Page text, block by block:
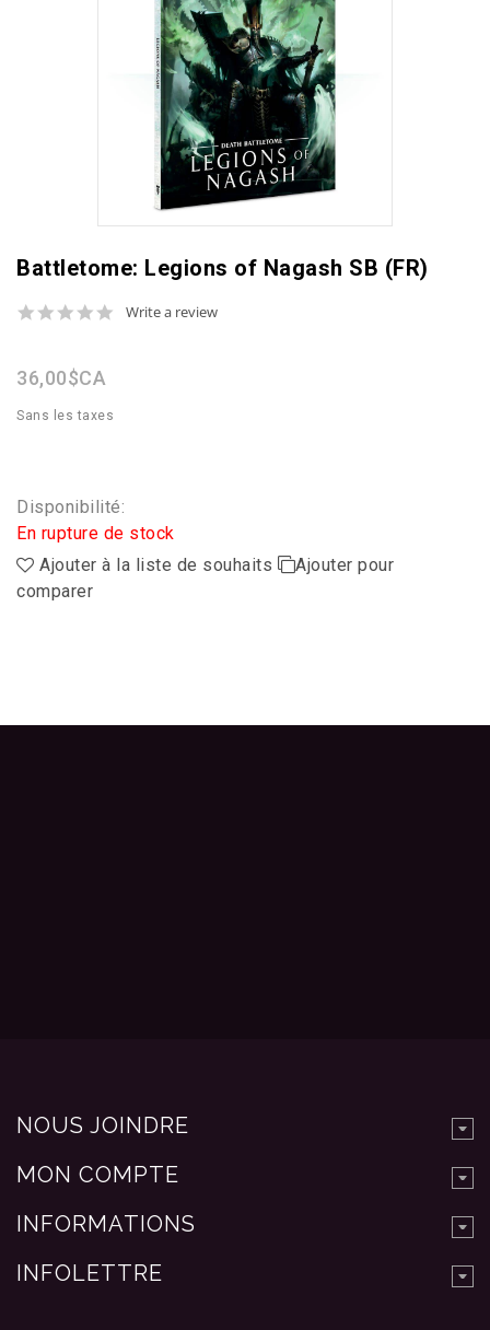
Battletome: Legions of Nagash SB (FR)
0.0
Write a review
36,00$CA
Sans les taxes
Disponibilité:
En rupture de stock
Ajouter à la liste de souhaits
Ajouter pour
comparer
NOUS JOINDRE
MON COMPTE
INFORMATIONS
INFOLETTRE